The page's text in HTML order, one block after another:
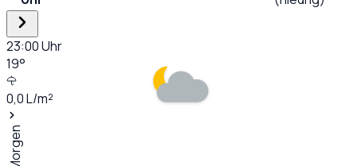
23:00Uhr
19°
0,0L/m²
Morgen